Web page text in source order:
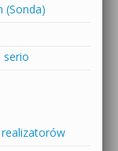
(Sonda)
serio